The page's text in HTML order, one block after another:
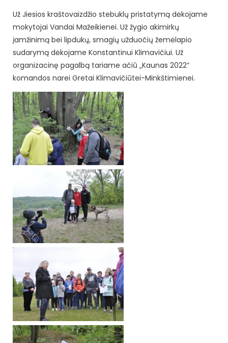
Už Jiesios kraštovaizdžio stebuklų pristatymą dėkojame
mokytojai Vandai Mažeikienei. Už žygio akimirkų
įamžinimą bei lipdukų, smagių užduočių žemėlapio
sudarymą dėkojame Konstantinui Klimavičiui. Už
organizacinę pagalbą tariame ačiū „Kaunas 2022“
komandos narei Gretai Klimavičiūtei-Minkštimienei.